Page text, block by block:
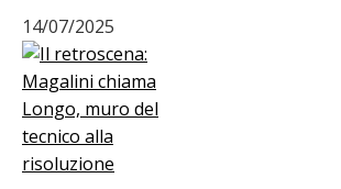
14/07/2025